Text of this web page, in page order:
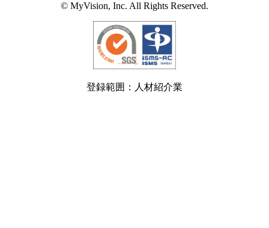
© MyVision, Inc. All Rights Reserved.
登録範囲：人材紹介業